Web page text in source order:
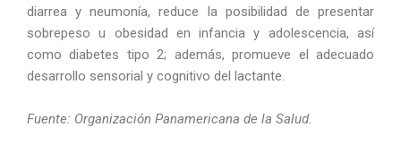
diarrea y neumonía, reduce la posibilidad de presentar
sobrepeso u obesidad en infancia y adolescencia, así
como diabetes tipo 2; además, promueve el adecuado
desarrollo sensorial y cognitivo del lactante.
Fuente: Organización Panamericana de la Salud.